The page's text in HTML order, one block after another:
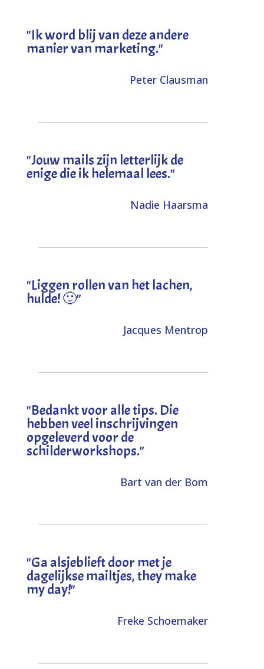
"Ik word blij van deze andere
manier van marketing."
Peter Clausman
"Jouw mails zijn letterlijk de
enige die ik helemaal lees."
Nadie Haarsma
"Liggen rollen van het lachen,
hulde! 🙂"
Jacques Mentrop
"Bedankt voor alle tips. Die
hebben veel inschrijvingen
opgeleverd voor de
schilderworkshops."
Bart van der Bom
"Ga alsjeblieft door met je
dagelijkse mailtjes, they make
my day!"
Freke Schoemaker